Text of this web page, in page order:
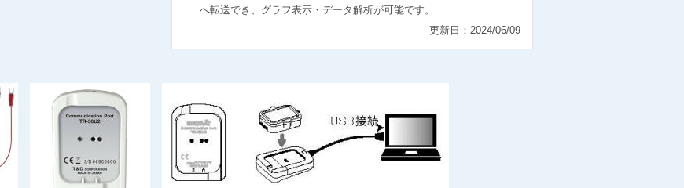
へ転送でき、グラフ表示・データ解析が可能です。
更新日：2024/06/09